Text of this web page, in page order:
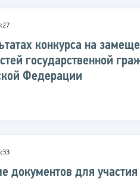
конкурса на
государственной
Федерации
документов для участия